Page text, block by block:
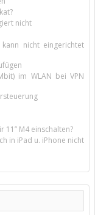
nicht
nicht eingerichtet
im WLAN bei VPN
M4 einschalten?
in iPad u. iPhone nicht